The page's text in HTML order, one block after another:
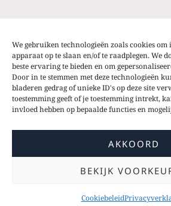
We gebruiken technologieën zoals cookies
apparaat op te slaan en/of te raadplegen. We
beste ervaring te bieden en om
Door in te stemmen met deze technologieën
bladeren gedrag of unieke ID's op deze site
toestemming geeft of je toestemming intrekt,
invloed hebben op bepaalde functies en
AKKOORD
BEKIJK
Cookiebeleid
btw. Prijzen zijn steeds onder
wijzigingen of
voorbehouden | BTW BE
Algemene Voorwaarden |Cookies|